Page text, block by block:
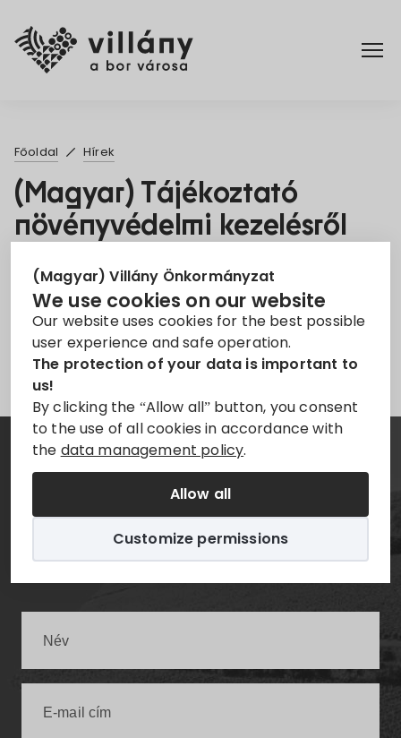
(Magyar) Villány Önkormányzat
We use cookies on our website
Our website uses cookies for the best possible
user experience and safe operation.
The protection of your data is important to
us!
By clicking the “Allow all” button, you consent
to the use of all cookies in accordance with
the data management policy.
Allow all
Customize permissions
Rendelettár
Turizmus
Főoldal Hírek
(Magyar) Tájékoztató
növényvédelmi kezelésről
Növényvédelem tájékoztató
Sorry, this entry is only available inMagyar
Hírlevél
Értesüljön elsőként a legfrissebb villányi
infókról!